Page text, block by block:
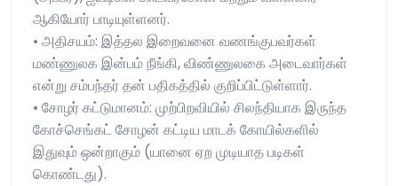
ஆகியோர் பாடியுள்ளனர்.
• அதிசயம்: இத்தல இறைவனை வணங்குபவர்கள்
மண்ணுலக இன்பம் நீங்கி, விண்ணுலகை அடைவார்கள்
என்று சம்பந்தர் தன் பதிகத்தில் குறிப்பிட்டுள்ளார்.
• சோழர் கட்டுமானம்: முற்பிறவியில் சிலந்தியாக இருந்த
கோச்செங்கட் சோழன் கட்டிய மாடக் கோயில்களில்
இதுவும் ஒன்றாகும் (யானை ஏற முடியாத படிகள்
கொண்டது).